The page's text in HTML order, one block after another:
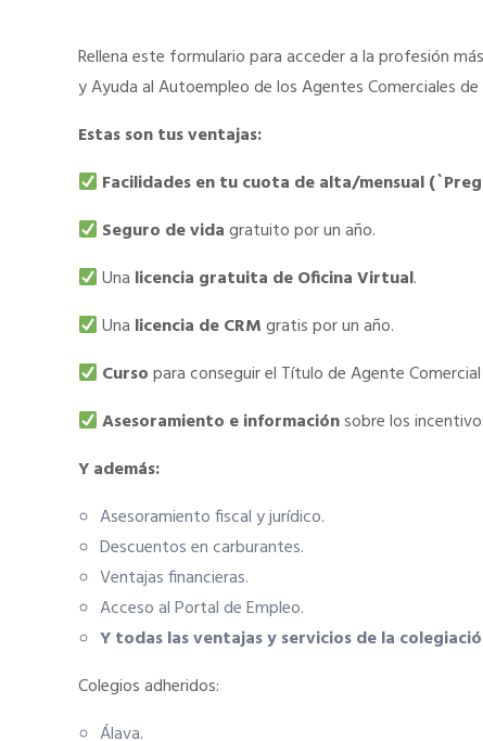
Rellena este formulario para acceder a la profesión
y Ayuda al Autoempleo de los Agentes Comerciales de
Estas son tus ventajas:
Facilidades en tu cuota de alta/mensual
Seguro de vidagratuito por un año.
Una licencia gratuita de Oficina Virtual.
Una licencia de CRMgratis por un año.
Cursopara conseguir el Título de Agente
Asesoramiento e informaciónsobre los
Y además:
Asesoramiento fiscal y jurídico.
Descuentos en carburantes.
Ventajas financieras.
Acceso al Portal de Empleo.
Y todas las ventajas y servicios de la
Colegios adheridos:
Álava.